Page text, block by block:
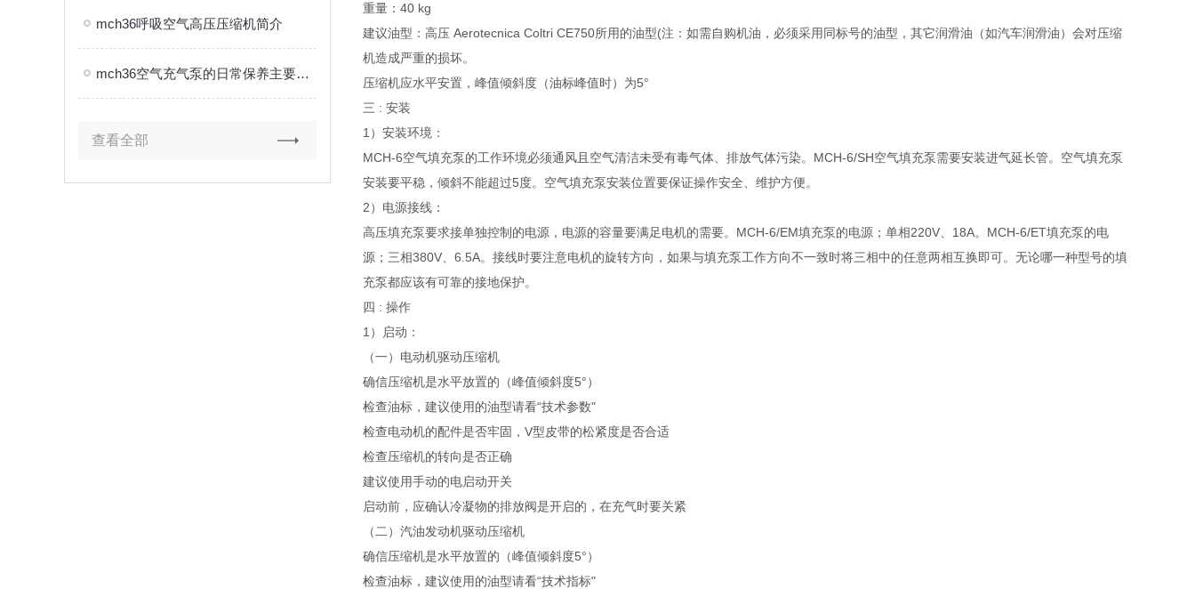
mch36呼吸空气高压压缩机简介
mch36空气充气泵的日常保养主要包括以下几个方面
查看全部
重量：40 kg
建议油型：高压 Aerotecnica Coltri CE750所用的油型(注：如需自购机油，必须采用同标号的油型，其它润滑油（如汽车润滑油）会对压缩
机造成严重的损坏。
压缩机应水平安置，峰值倾斜度（油标峰值时）为5°
三 : 安装
1）安装环境：
MCH-6空气填充泵的工作环境必须通风且空气清洁未受有毒气体、排放气体污染。MCH-6/SH空气填充泵需要安装进气延长管。空气填充泵
安装要平稳，倾斜不能超过5度。空气填充泵安装位置要保证操作安全、维护方便。
2）电源接线：
高压填充泵要求接单独控制的电源，电源的容量要满足电机的需要。MCH-6/EM填充泵的电源；单相220V、18A。MCH-6/ET填充泵的电
源；三相380V、6.5A。接线时要注意电机的旋转方向，如果与填充泵工作方向不一致时将三相中的任意两相互换即可。无论哪一种型号的填
充泵都应该有可靠的接地保护。
四 : 操作
1）启动：
（一）电动机驱动压缩机
确信压缩机是水平放置的（峰值倾斜度5°）
检查油标，建议使用的油型请看“技术参数"
检查电动机的配件是否牢固，V型皮带的松紧度是否合适
检查压缩机的转向是否正确
建议使用手动的电启动开关
启动前，应确认冷凝物的排放阀是开启的，在充气时要关紧
（二）汽油发动机驱动压缩机
确信压缩机是水平放置的（峰值倾斜度5°）
检查油标，建议使用的油型请看“技术指标"